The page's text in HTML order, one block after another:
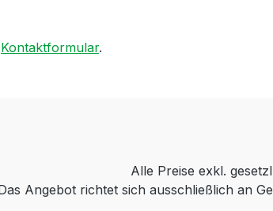
Kontaktformular.
Alle Preise exkl.
Angebot richtet sich ausschließlich an